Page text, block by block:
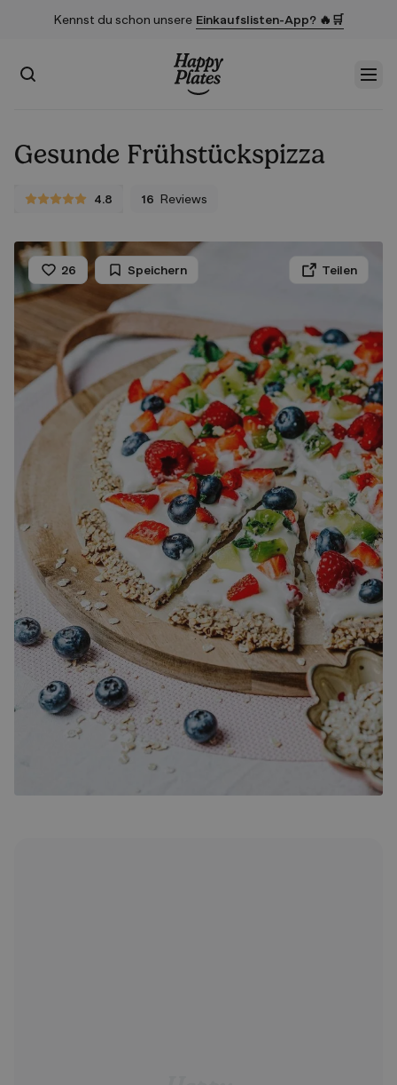
Kennst du schon unsere Einkaufslisten-App? 🔥🛒
Suchen
Gesunde Frühstückspizza
4.8
4.8 von 5 Sternen 16 Reviews
26
Liken
Speichern Teilen